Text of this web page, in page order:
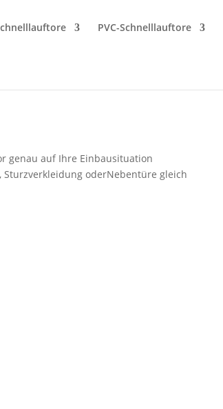
PVC-Schnelllauftore
genau auf Ihre Einbausituation
oderNebentüre gleich